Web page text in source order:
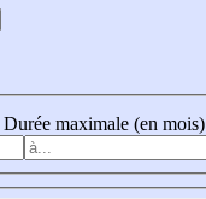
Durée maximale (en mois)